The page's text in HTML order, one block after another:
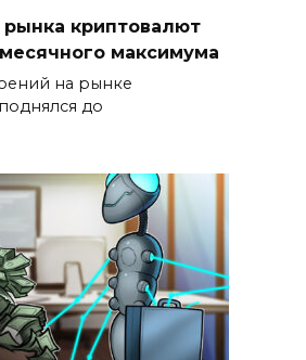
рынка криптовалют
максимума
на рынке
до